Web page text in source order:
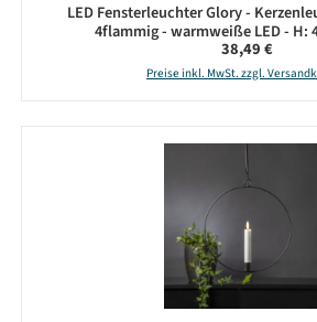
LED Fensterleuchter Glory -
4flammig - warmweiße LED - H:
Regulärer Preis:
38,49 €
Preise inkl. MwSt. zzgl.